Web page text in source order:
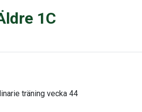
1C
träning vecka 44